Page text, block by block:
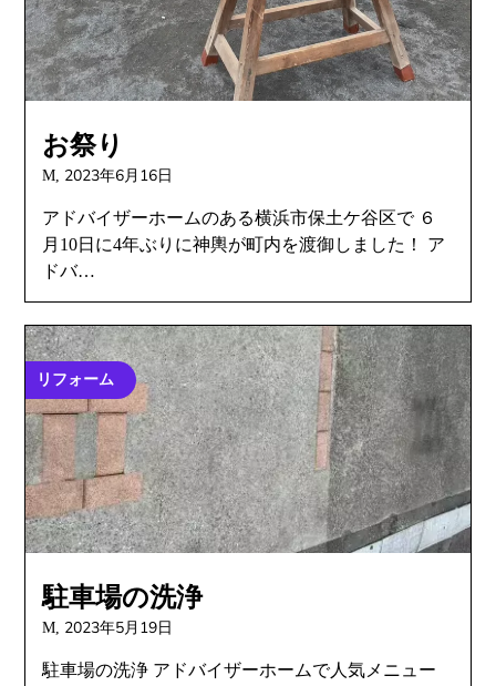
お祭り
M, 2023年6月16日
アドバイザーホームのある横浜市保土ケ谷区で ６
月10日に4年ぶりに神輿が町内を渡御しました！ ア
ドバ…
リフォーム
駐車場の洗浄
M, 2023年5月19日
駐車場の洗浄 アドバイザーホームで人気メニュー